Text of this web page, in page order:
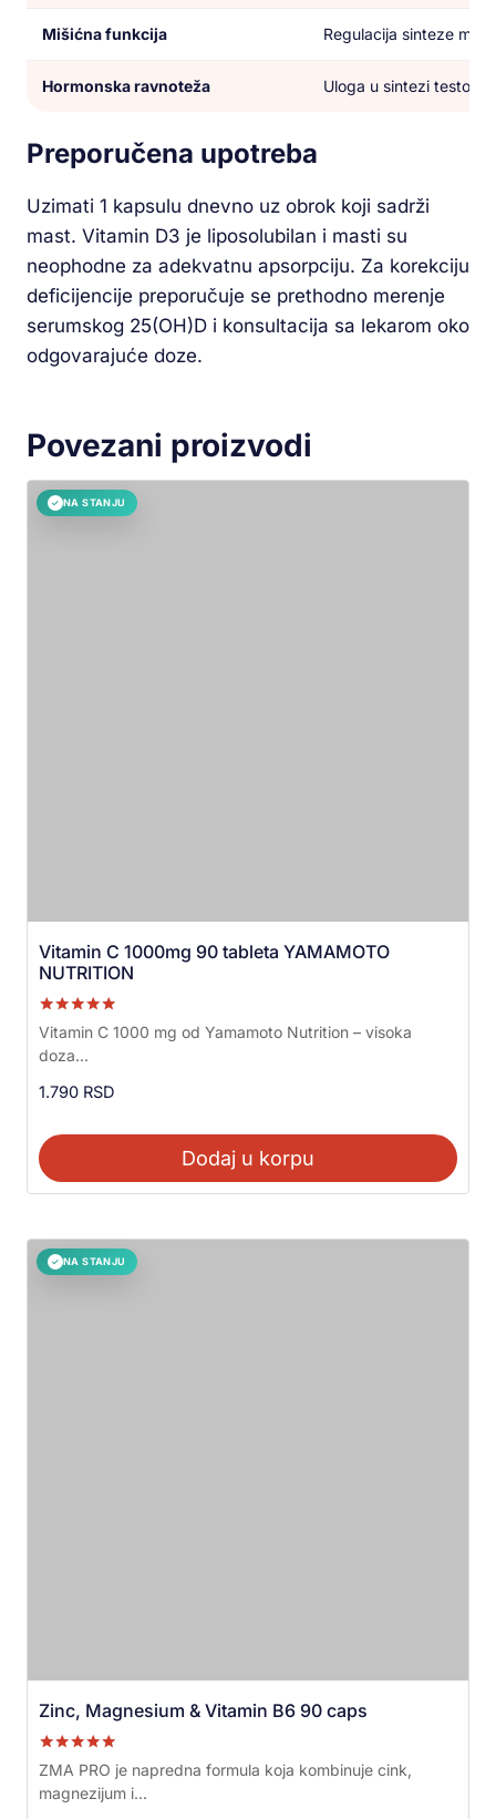
Mišićna funkcija Regulacija sinteze
Hormonska ravnoteža Uloga u sintezi
Preporučena upotreba
Uzimati 1 kapsulu dnevno uz obrok koji sadrži
mast. Vitamin D3 je liposolubilan i masti su
neophodne za adekvatnu apsorpciju. Za korekciju
deficijencije preporučuje se prethodno merenje
serumskog 25(OH)D i konsultacija sa lekarom oko
odgovarajuće doze.
Povezani proizvodi
✓ NA STANJU
Vitamin C 1000mg 90 tableta YAMAMOTO
NUTRITION
Ocenjeno sa
5.00
od 5
Vitamin C 1000 mg od Yamamoto Nutrition – visoka
doza...
1.790 RSD
Dodaj u korpu
✓ NA STANJU
Zinc, Magnesium & Vitamin B6 90 caps
Ocenjeno sa
5.00
od 5
ZMA PRO je napredna formula koja kombinuje cink,
magnezijum i...